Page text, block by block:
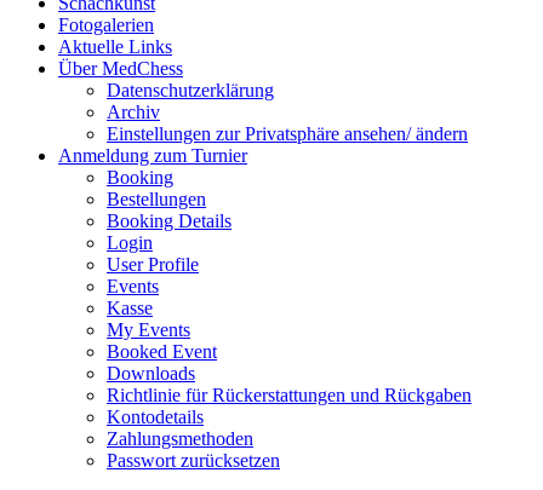
Fotogalerien
Aktuelle Links
Über MedChess
Datenschutzerklärung
Archiv
Einstellungen zur Privatsphäre ansehen/ ändern
Anmeldung zum Turnier
Booking
Bestellungen
Booking Details
Login
User Profile
Events
Kasse
My Events
Booked Event
Downloads
Richtlinie für Rückerstattungen und Rückgaben
Kontodetails
Zahlungsmethoden
Passwort zurücksetzen